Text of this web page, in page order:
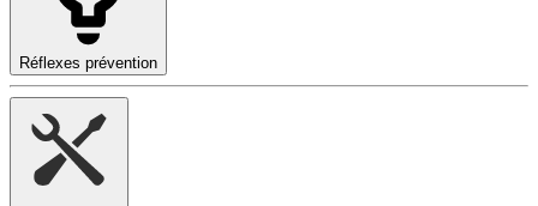
Réflexes prévention